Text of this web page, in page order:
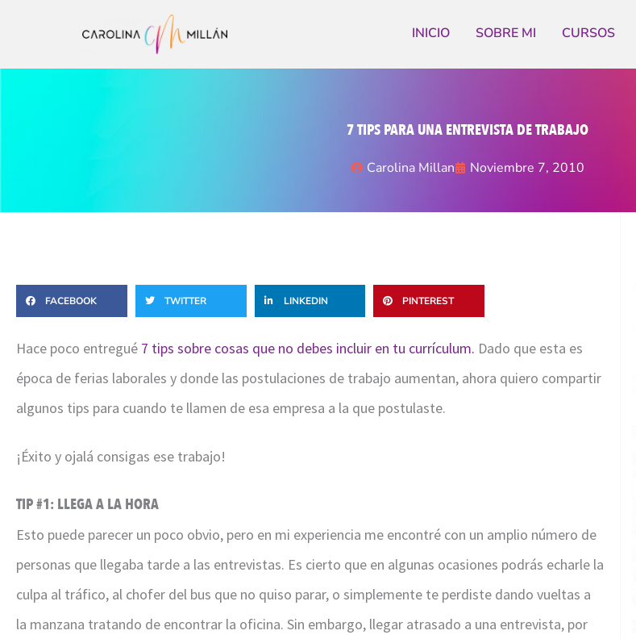
INICIO SOBRE MI CURSOS
7 TIPS PARA UNA ENTREVISTA DE TRABAJO
Carolina Millan Noviembre 7, 2010
FACEBOOK TWITTER LINKEDIN PINTEREST
Hace poco entregué 7 tips sobre cosas que no debes incluir en tu currículum. Dado que esta es
época de ferias laborales y donde las postulaciones de trabajo aumentan, ahora quiero compartir
algunos tips para cuando te llamen de esa empresa a la que postulaste.
¡Éxito y ojalá consigas ese trabajo!
TIP #1: LLEGA A LA HORA
Esto puede parecer un poco obvio, pero en mi experiencia me encontré con un amplio número de
personas que llegaba tarde a las entrevistas. Es cierto que en algunas ocasiones podrás echarle la
culpa al tráfico, al chofer del bus que no quiso parar, o simplemente te perdiste dando vueltas a
la manzana tratando de encontrar la oficina. Sin embargo, llegar atrasado a una entrevista, por